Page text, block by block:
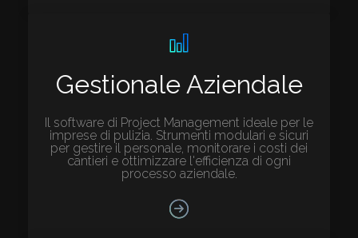
Gestionale Aziendale
Il software di Project Management ideale per le
imprese di pulizia. Strumenti modulari e sicuri
per gestire il personale, monitorare i costi dei
cantieri e ottimizzare l'efficienza di ogni
processo aziendale.